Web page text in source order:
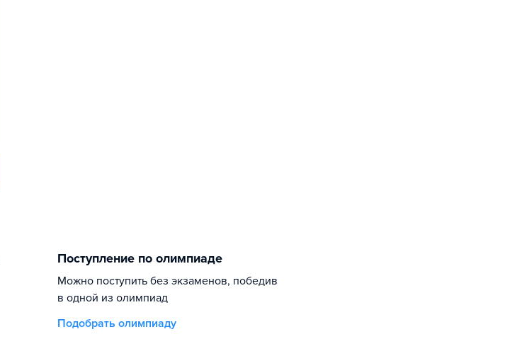
Поступление по олимпиаде
Можно поступить без экзаменов, победив
в одной из олимпиад
Подобрать олимпиаду